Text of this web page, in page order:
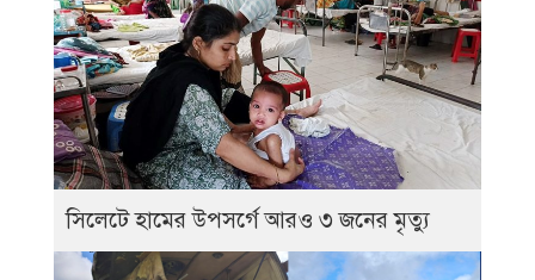
সিলেটে হামের উপসর্গে আরও ৩ জনের মৃত্যু